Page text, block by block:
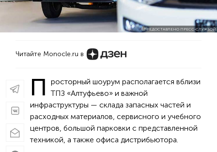
ПРЕДОСТАВЛЕНО ПРЕСС-СЛУЖБОЙ
Читайте Monocle.ru в
П
росторный шоурум располагается вблизи
ТПЗ «Алтуфьево» и важной
инфраструктуры — склада запасных частей и
расходных материалов, сервисного и учебного
центров, большой парковки с представленной
техникой, а также офиса дистрибьютора.